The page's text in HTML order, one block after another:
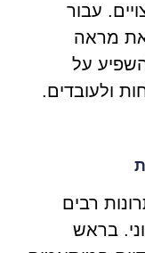
עבור
את מראה
על
ולעובדים.
רבים
בראש